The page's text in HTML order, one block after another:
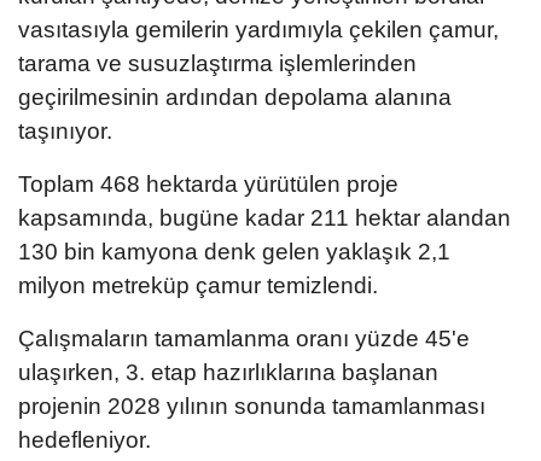
vasıtasıyla gemilerin yardımıyla çekilen çamur,
tarama ve susuzlaştırma işlemlerinden
geçirilmesinin ardından depolama alanına
taşınıyor.
Toplam 468 hektarda yürütülen proje
kapsamında, bugüne kadar 211 hektar alandan
130 bin kamyona denk gelen yaklaşık 2,1
milyon metreküp çamur temizlendi.
Çalışmaların tamamlanma oranı yüzde 45'e
ulaşırken, 3. etap hazırlıklarına başlanan
projenin 2028 yılının sonunda tamamlanması
hedefleniyor.